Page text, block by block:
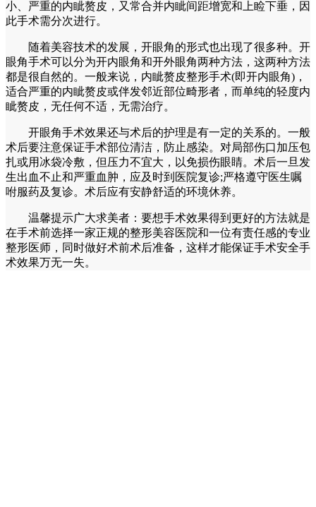
小、严重的内眦赘皮，又常合并内眦间距增宽和上睑下垂，因
此手术需分次进行。
随着美容技术的发展，开眼角的形式也出现了很多种。开
眼角手术可以分为开内眼角和开外眼角两种方法，这两种方法
都是很自然的。一般来说，内眦赘皮整形手术(即开内眼角)，
适合严重的内眦赘皮或伴发邻近部位畸形者，而单纯的轻度内
眦赘皮，无任何不适，无需治疗。
开眼角手术效果还与术后的护理是有一定的关系的。一般
术后要注意保证手术部位清洁，防止感染。对局部伤口加压包
扎或用冰袋冷敷，但压力不宜大，以免损伤眼睛。术后一旦发
生出血不止和严重血肿，应及时到医院复诊;严格遵守医生嘱
咐服药及复诊。术后应有安静舒适的环境休养。
温馨提示广大求美者：要想手术效果得到更好的方法就是
在手术前选择一家正规的整形美容医院和一位有责任感的专业
整形医师，同时做好术前术后准备，这样才能保证手术安全手
术效果万无一失。